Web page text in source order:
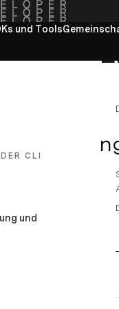
und Tools
anzeigen
CLI
und